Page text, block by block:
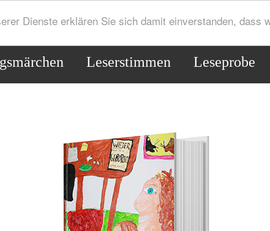
Dienste erklären Sie sich damit einverstanden, dass
Leserstimmen Leseprobe